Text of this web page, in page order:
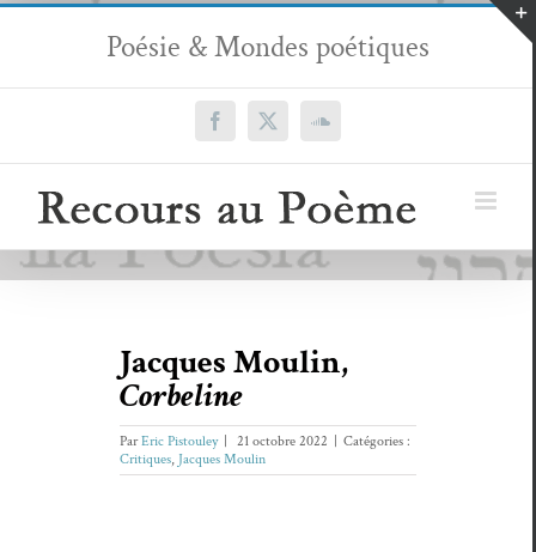
Passer
contenu
Poésie & Mondes poétiques
Facebook
X SoundCloud
Jacques Moulin,
Corbeline
ParEric Pistouley 21 octobre 2022
Catégories :
Critiques, Jacques Moulin